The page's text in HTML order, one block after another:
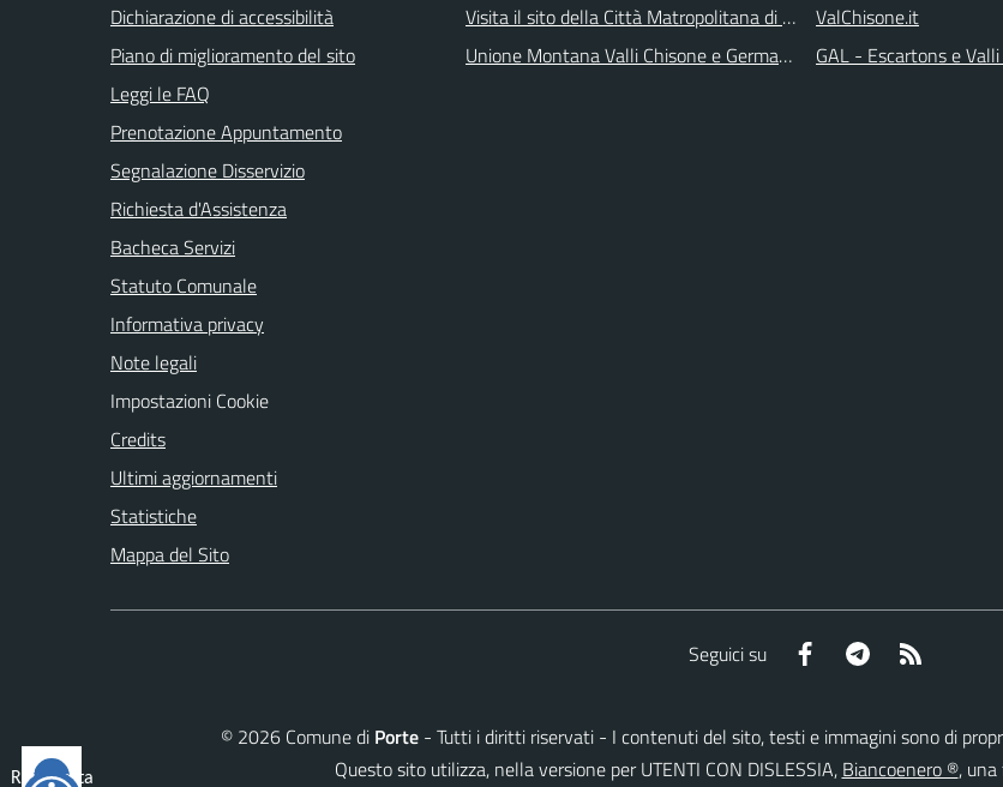
Dichiarazione di accessibilità
Piano di miglioramento del sito
Leggi le FAQ
Prenotazione Appuntamento
Segnalazione Disservizio
Richiesta d'Assistenza
Bacheca Servizi
Statuto Comunale
Informativa privacy
Note legali
Impostazioni Cookie
Credits
Ultimi aggiornamenti
Statistiche
Mappa del Sito
Visita il sito della Città Matropolitana di Torino
Unione Montana Valli Chisone e Germanasca
ValChisone.it
GAL - Escartons e
Seguici su Facebook Telegram
© 2026Comune di Porte- Tutti i diritti riservati - I contenuti del sito, testi e immagini sono di
Questo sito utilizza, nella versione per UTENTI CON DISLESSIA, Biancoenero ®,
Reimposta